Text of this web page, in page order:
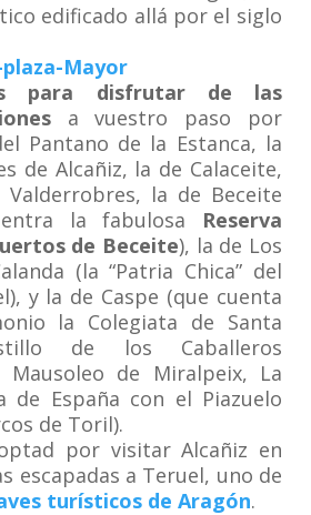
edificado allá por el siglo
para disfrutar de las
a vuestro paso por
Pantano de la Estanca, la
de Alcañiz, la de Calaceite,
la de Beceite
la fabulosa Reserva
de Beceite), la de Los
(la “Patria Chica” del
y la de Caspe (que cuenta
la Colegiata de Santa
de los Caballeros
Mausoleo de Miralpeix, La
de España con el Piazuelo
de Toril).
por visitar Alcañiz en
escapadas a Teruel, uno de
turísticos de Aragón.